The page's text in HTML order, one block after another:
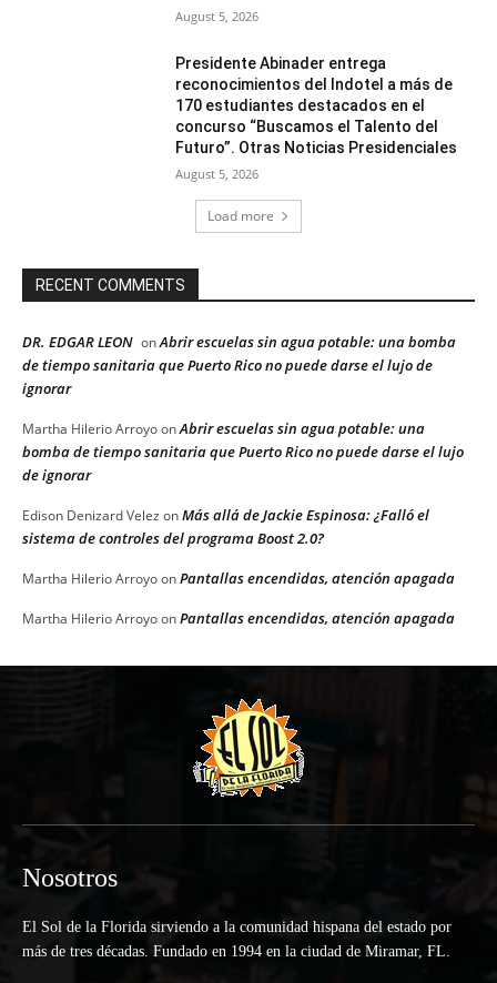
August 5, 2026
Presidente Abinader entrega
reconocimientos del Indotel a más de
170 estudiantes destacados en el
concurso “Buscamos el Talento del
Futuro”. Otras Noticias Presidenciales
August 5, 2026
Load more
RECENT COMMENTS
DR. EDGAR LEON onAbrir escuelas sin agua potable: una bomba
de tiempo sanitaria que Puerto Rico no puede darse el lujo de
ignorar
Martha Hilerio ArroyoonAbrir escuelas sin agua potable: una
bomba de tiempo sanitaria que Puerto Rico no puede darse el lujo
de ignorar
Edison Denizard Velez onMás allá de Jackie Espinosa: ¿Falló el
sistema de controles del programa Boost 2.0?
Martha Hilerio ArroyoonPantallas encendidas, atención apagada
Martha Hilerio ArroyoonPantallas encendidas, atención apagada
Nosotros
El Sol de la Florida sirviendo a la comunidad hispana del estado por
más de tres décadas. Fundado en 1994 en la ciudad de Miramar, FL.